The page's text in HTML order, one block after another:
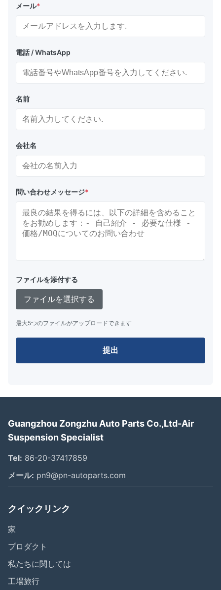
メール*
電話 / WhatsApp
名前
会社名
問い合わせメッセージ*
ファイルを添付する
ファイルを選択する
最大5つのファイルがアップロードできます
提出
Guangzhou Zongzhu Auto Parts Co.,Ltd-Air
Suspension Specialist
Tel: 86-20-37417859
メール: pn9@pn-autoparts.com
クイックリンク
家
プロダクト
私たちに関しては
工場旅行